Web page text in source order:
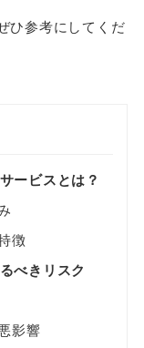
ひ参考にしてくだ
ービスとは？
徴
べきリスク
影響